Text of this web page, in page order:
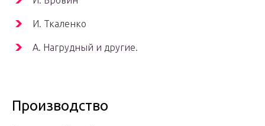
И. Ткаленко
А. Нагрудный и другие.
Производство